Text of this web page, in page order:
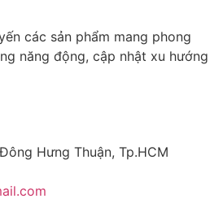
các sản phẩm mang phong
năng động, cập nhật xu hướng
Hưng Thuận, Tp.HCM